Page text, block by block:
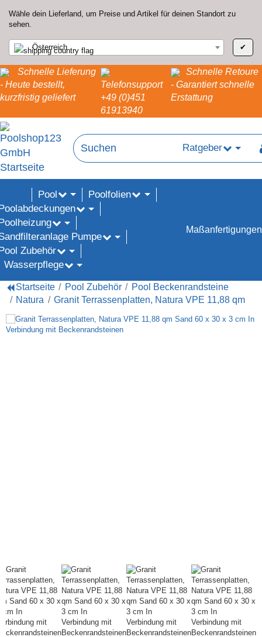
Wähle dein Lieferland, um Preise und Artikel für deinen Standort zu
sehen.
Österreich ✔
Schnelle Lieferung
- Heute bestellt,
kurzfristig geliefert
Telefonsupport
+49 (0)451
61913940
Schnelle Retoure
- Garantiert schnelle
Erstattung
Ratgeber
Pool
Poolfolien
Pumpe
Zubehör
Wasserpflege
Maßanfertigungen
Startseite Pool Zubehör
Pool Beckenrandsteine
Natura
Granit Terrassenplatten, Natura VPE 11,88 qm